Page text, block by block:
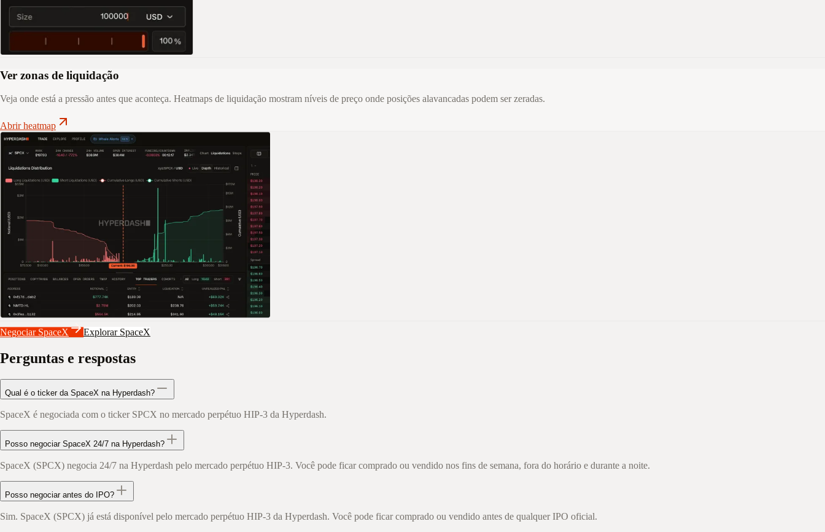
Ver zonas de liquidação
Veja onde está a pressão antes que aconteça. Heatmaps de liquidação mostram níveis de preço onde posições alavancadas podem ser zeradas.
Abrir heatmap
Negociar SpaceX Explorar SpaceX
Perguntas e respostas
Qual é o ticker da SpaceX na Hyperdash?
SpaceX é negociada com o ticker SPCX no mercado perpétuo HIP-3 da Hyperdash.
Posso negociar SpaceX 24/7 na Hyperdash?
SpaceX (SPCX) negocia 24/7 na Hyperdash pelo mercado perpétuo HIP-3. Você pode ficar comprado ou vendido nos fins de semana, fora do horário e durante a noite.
Posso negociar antes do IPO?
Sim. SpaceX (SPCX) já está disponível pelo mercado perpétuo HIP-3 da Hyperdash. Você pode ficar comprado ou vendido antes de qualquer IPO oficial.